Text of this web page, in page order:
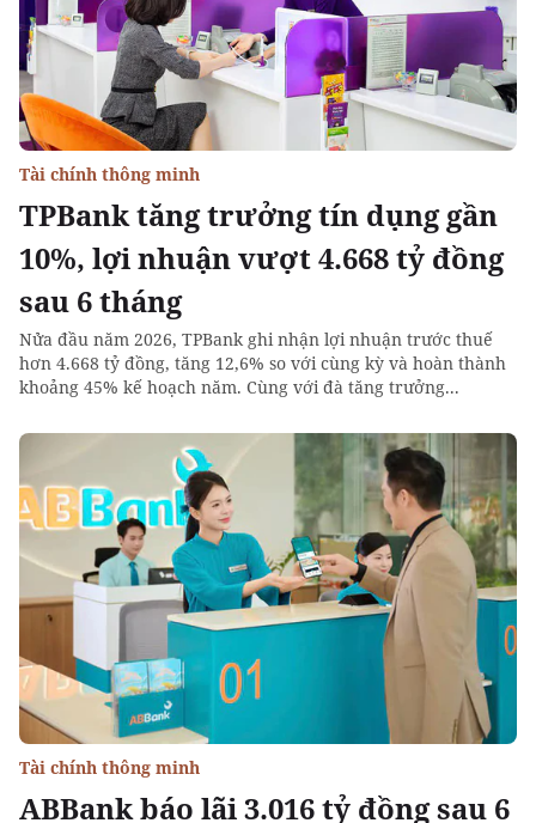
TPBank tăng trưởng tín dụng gần
10%, lợi nhuận vượt 4.668 tỷ đồng
sau 6 tháng
Tài chính thông minh
Nửa đầu năm 2026, TPBank ghi nhận lợi nhuận trước thuế
hơn 4.668 tỷ đồng, tăng 12,6% so với cùng kỳ và hoàn thành
khoảng 45% kế hoạch năm. Cùng với đà tăng trưởng...
ABBank báo lãi 3.016 tỷ đồng sau 6
Tài chính thông minh